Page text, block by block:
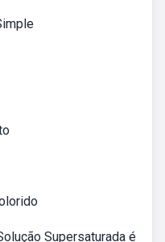
Supersaturada é